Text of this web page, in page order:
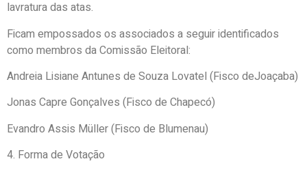
lavratura das atas.
Ficam empossados os associados a seguir identificados
como membros da Comissão Eleitoral:
Andreia Lisiane Antunes de Souza Lovatel (Fisco deJoaçaba)
Jonas Capre Gonçalves (Fisco de Chapecó)
Evandro Assis Müller (Fisco de Blumenau)
4. Forma de Votação